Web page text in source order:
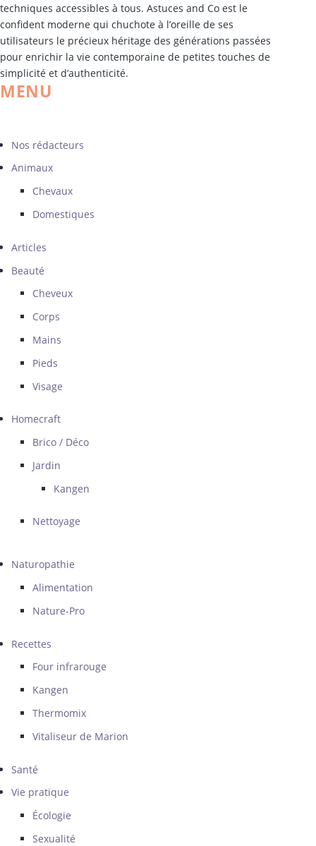
techniques accessibles à tous. Astuces and Co est le
confident moderne qui chuchote à l’oreille de ses
utilisateurs le précieux héritage des générations passées
pour enrichir la vie contemporaine de petites touches de
simplicité et d’authenticité.
MENU
Nos rédacteurs
Animaux
Chevaux
Domestiques
Articles
Beauté
Cheveux
Corps
Mains
Pieds
Visage
Homecraft
Brico / Déco
Jardin
Kangen
Nettoyage
Naturopathie
Alimentation
Nature-Pro
Recettes
Four infrarouge
Kangen
Thermomix
Vitaliseur de Marion
Santé
Vie pratique
Écologie
Sexualité